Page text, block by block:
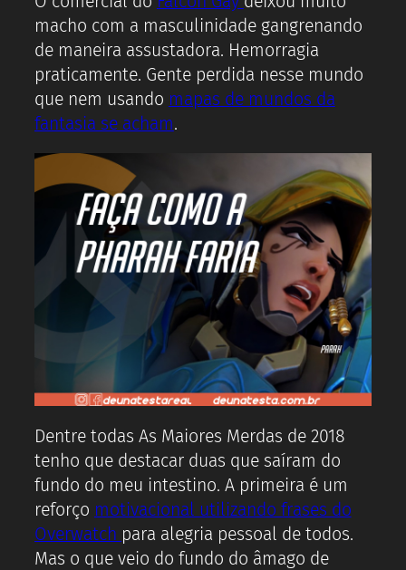
macho com a masculinidade gangrenando
de maneira assustadora. Hemorragia
praticamente. Gente perdida nesse mundo
que nem usando mapas de mundos da
fantasia se acham.
Dentre todas As Maiores Merdas de 2018
tenho que destacar duas que saíram do
fundo do meu intestino. A primeira é um
reforço motivacional utilizando frases do
Overwatch para alegria pessoal de todos.
Mas o que veio do fundo do âmago de